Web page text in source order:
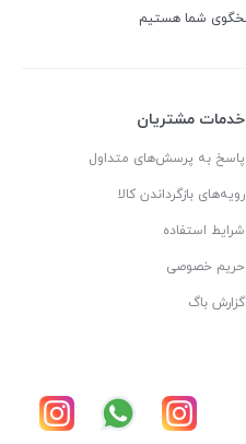
خدمات مشتریان
پاسخ به پرسش‌های متداول
رویه‌های بازگرداندن کالا
شرایط استفاده
حریم خصوصی
گزارش باگ